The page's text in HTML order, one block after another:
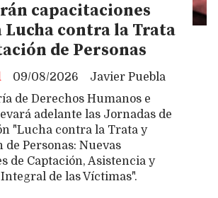
capacitaciones
Lucha contra la Trata
de Personas
Javier Puebla
09/08/2026
de Derechos Humanos e
adelante las Jornadas de
"Lucha contra la Trata y
de Personas: Nuevas
de Captación, Asistencia y
de las Víctimas".